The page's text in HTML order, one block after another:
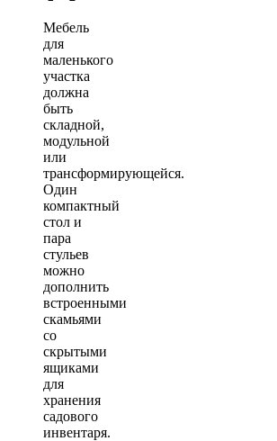
Мебель
для
маленького
участка
должна
быть
складной,
модульной
или
трансформирующейся.
Один
компактный
стол и
пара
стульев
можно
дополнить
встроенными
скамьями
со
скрытыми
ящиками
для
хранения
садового
инвентаря.